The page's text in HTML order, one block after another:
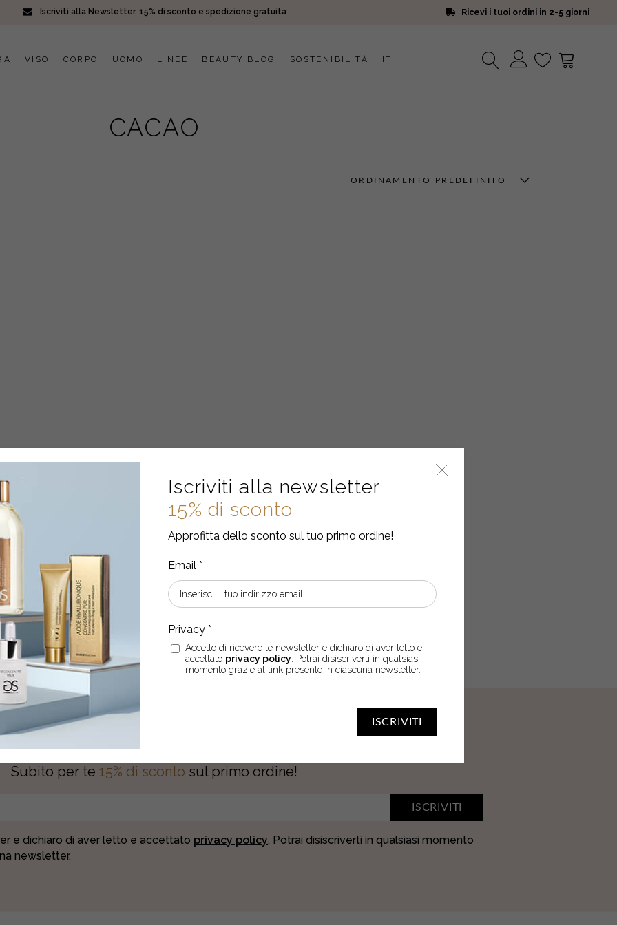
Iscriviti alla newsletter
15% di sconto
Approfitta dello sconto sul tuo primo ordine!
ISCRIVITI
Accetto di ricevere le newsletter e dichiaro di aver letto e
accettato privacy policy . Potrai disiscriverti in qualsiasi
momento grazie al link presente in ciascuna newsletter.
Iscriviti alla Newsletter. 15% di sconto e spedizione gratuita Ricevi i tuoi ordini in 2-5 giorni
VISO CORPO UOMO LINEE BEAUTY BLOG SOSTENIBILITÀ IT
CACAO
ORDINAMENTO PREDEFINITO
ALLA NEWSLETTER
Subito per te 15% di sconto sul primo ordine!
ISCRIVITI
e dichiaro di aver letto e accettato privacy policy. Potrai disiscriverti in qualsiasi momento
newsletter.